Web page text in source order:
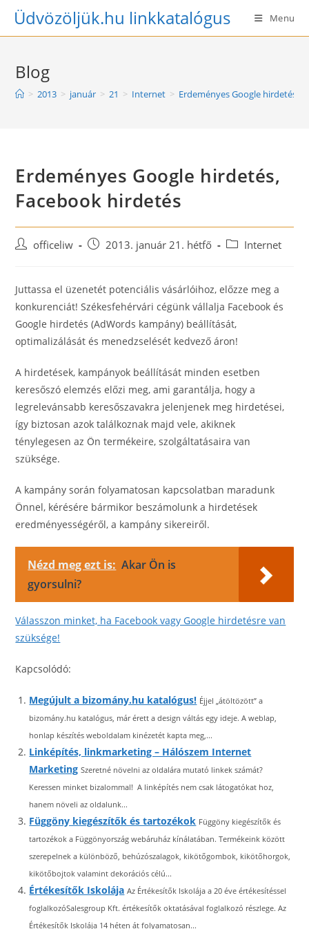
SkipÜdvözöljük.hu linkkatalógus Menu
Blog
> 2013 > január > 21 > Internet > Erdeményes Google hirdetés,
Erdeményes Google hirdetés,
Facebook hirdetés
Postofficeliw
Post2013. január 21. hétfő
PostInternet
Juttassa el üzenetét potenciális vásárlóihoz, előzze meg a
konkurenciát! Székesfehérvári cégünk vállalja Facebook és
Google hirdetés (AdWords kampány) beállítását,
optimalizálását és menedzselését kedvező áron!
A hirdetések, kampányok beállítását minden esetben
keresőszó elemzés előzi meg, ami garantálja, hogy a
legrelevánsabb keresőszavakra jelenjenek meg hirdetései,
így biztosan azok találkoznak majd vele, akiknek
ténylegesen az Ön termékeire, szolgáltatásaira van
szüksége.
A kampány során folyamatosan kapcsolatban maradunk
Önnel, kérésére bármikor beszámolunk a hirdetések
eredményességéről, a kampány sikereiről.
Nézd meg ezt is: Akar Ön is
gyorsulni?
Válasszon minket, ha Facebook vagy Google hirdetésre van
szüksége!
Kapcsolódó:
Megújult a bizomány.hu katalógus! Éjjel „átöltözött” a
bizomány.hu katalógus, már érett a design váltás egy ideje. A weblap,
honlap készítés weboldalam kinézetét kapta meg,...
Linképítés, linkmarketing – Hálószem Internet
Marketing Szeretné növelni az oldalára mutató linkek számát?
Keressen minket bizalommal! A linképítés nem csak látogatókat hoz,
hanem növeli az oldalunk...
Függöny kiegészítők és tartozékok Függöny kiegészítők és
tartozékok a Függönyország webáruház kínálatában. Termékeink között
szerepelnek a különböző, behúzószalagok, kikötőgombok, kikötőhorgok,
kikötőbojtok valamint dekorációs célú...
Értékesítők Iskolája Az Értékesítők Iskolája a 20 éve értékesítéssel
foglalkozóSalesgroup Kft. értékesítők oktatásával foglalkozó részlege. Az
Értékesítők Iskolája 14 héten át folyamatosan...